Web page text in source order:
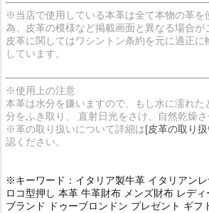
※当店で使用している本革は全て本物の革を
為、皮革の模様など掲載画面と異なる場合が
皮革に関してはワシントン条約を元に適正に
しています。
※使用上の注意
本革は水分を嫌いますので、もし水に濡れた
分をふき取り、 直射日光をさけ、自然乾燥さ
※革の取り扱いについて詳細は[皮革の取り
認ください。
※キーワード：イタリア製牛革 イタリアン
ロコ型押し 本革 牛革財布 メンズ財布 レデ
ブランド ドゥーブロンドン プレゼント ギフ